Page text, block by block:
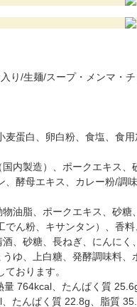
り/生麺/スープ・メンマ・
麦蛋白、卵白粉、食塩、食
内製造）、ポークエキス
酵母エキス、カレー粉/調
油脂、ポークエキス、砂
ん粉、キサンタン）、香
、砂糖、長ねぎ、にんにく
ゆ、上白糖、発酵調味料
おります。
764kcal、たんぱく質
たんぱく質 22.8g、脂質